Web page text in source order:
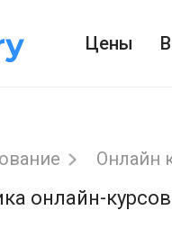
Цены
Онлайн
онлайн-